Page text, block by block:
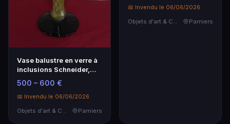
Vase balustre en verre à
inclusions Schneider,
époque Art Déco
500 – 600 €
📅 Invendu le 06/06/2026
Objets d'art & Curiosités
Pamiers
📅 Invendu le 06/06/2026
Objets d'art & Curiosités
Pamiers